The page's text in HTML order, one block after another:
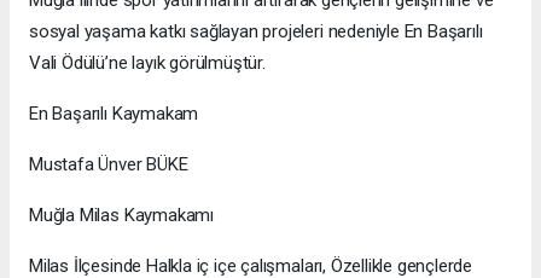
sosyal yaşama katkı sağlayan projeleri nedeniyle En Başarılı
Vali Ödülü’ne layık görülmüştür.
En Başarılı Kaymakam
Mustafa Ünver BÜKE
Muğla Milas Kaymakamı
Milas İlçesinde Halkla iç içe çalışmaları, Özellikle gençlerde